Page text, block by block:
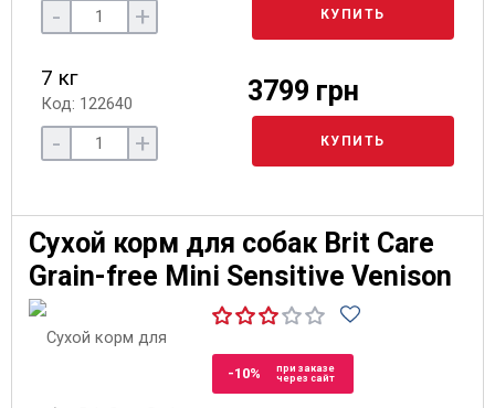
- + КУПИТЬ
7 кг
Код: 122640 3799 грн
- + КУПИТЬ
Сухой корм для собак Brit Care
Grain-free Mini Sensitive Venison
-10%
при заказе
через сайт